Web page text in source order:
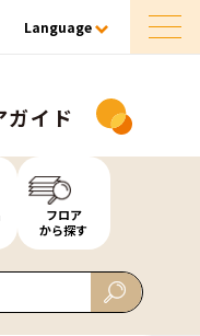
Language
ガイド
フロア
から探す